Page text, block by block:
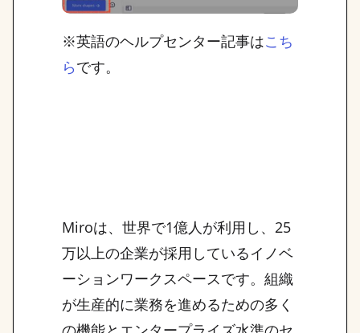
※英語のヘルプセンター記事はこち
らです。
Miroは、世界で1億人が利用し、25
万以上の企業が採用しているイノベ
ーションワークスペースです。組織
が生産的に業務を進めるための多く